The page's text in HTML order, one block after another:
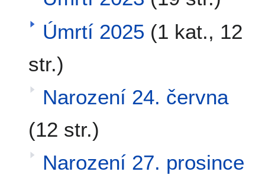
Úmrtí 2025 (1 kat., 12
str.)
Narození 24. června
(12 str.)
Narození 27. prosince